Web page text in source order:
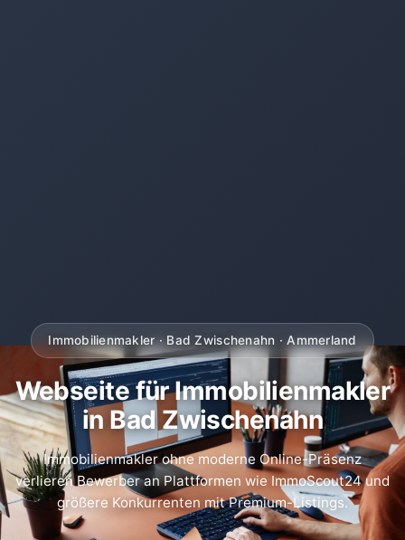
Immobilienmakler · Bad Zwischenahn · Ammerland
Webseite für Immobilienmakler
in Bad Zwischenahn
Immobilienmakler ohne moderne Online-Präsenz
verlieren Bewerber an Plattformen wie ImmoScout24 und
größere Konkurrenten mit Premium-Listings.